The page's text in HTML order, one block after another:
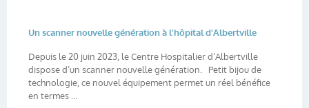
Un scanner nouvelle génération à l’hôpital d’Albertville
Depuis le 20 juin 2023, le Centre Hospitalier d’Albertville
dispose d’un scanner nouvelle génération. Petit bijou de
technologie, ce nouvel équipement permet un réel bénéfice
en termes ...